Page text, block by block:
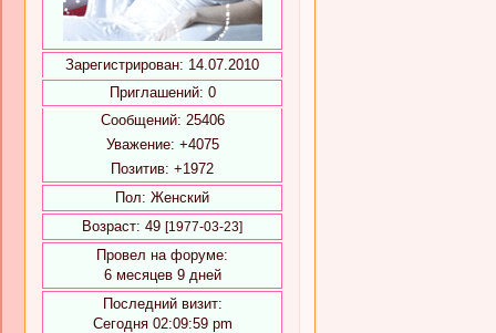
Зарегистрирован: 14.07.2010
Приглашений: 0
Сообщений: 25406
Уважение: +4075
Позитив: +1972
Пол: Женский
Возраст: 49 [1977-03-23]
Провел на форуме:
6 месяцев 9 дней
Последний визит:
Сегодня 02:09:59 pm